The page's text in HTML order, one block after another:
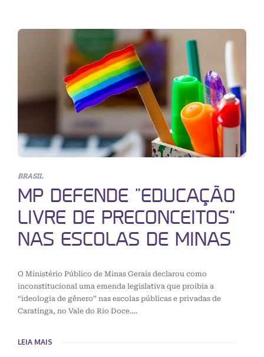
BRASIL
MP DEFENDE “EDUCAÇÃO
LIVRE DE PRECONCEITOS”
NAS ESCOLAS DE MINAS
O Ministério Público de Minas Gerais declarou como
inconstitucional uma emenda legislativa que proibia a
“ideologia de gênero” nas escolas públicas e privadas de
Caratinga, no Vale do Rio Doce….
LEIA MAIS